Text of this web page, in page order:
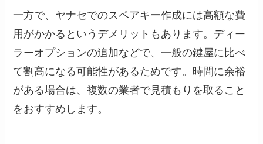
一方で、ヤナセでのスペアキー作成には高額な費
用がかかるというデメリットもあります。ディー
ラーオプションの追加などで、一般の鍵屋に比べ
て割高になる可能性があるためです。時間に余裕
がある場合は、複数の業者で見積もりを取ること
をおすすめします。